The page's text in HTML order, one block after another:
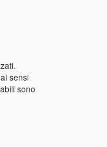
sensi
sono